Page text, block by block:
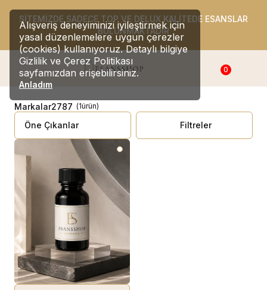
Alışveriş deneyiminizi iyileştirmek için
yasal düzenlemelere uygun çerezler
(cookies) kullanıyoruz. Detaylı bilgiye
Gizlilik ve Çerez Politikası
sayfamızdan erişebilirsiniz.
Anladım
SİTEMİZDE SADECE TOP VE DELUX KALİTEDE ESANSLAR
BULUNMAKTADIR
0
Markalar2787 (1ürün)
Filtreler